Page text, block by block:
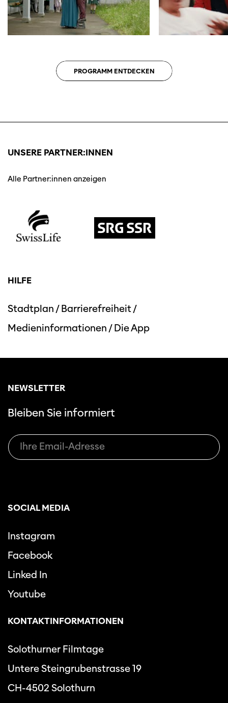
PROGRAMM ENTDECKEN
UNSERE PARTNER:INNEN
Alle Partner:innen anzeigen
HILFE
Stadtplan /Barrierefreiheit/
Medieninformationen /Die App
NEWSLETTER
Bleiben Sie informiert
SOCIAL MEDIA
Instagram
Facebook
Linked In
Youtube
KONTAKTINFORMATIONEN
Solothurner Filmtage
Untere Steingrubenstrasse 19
CH-4502 Solothurn